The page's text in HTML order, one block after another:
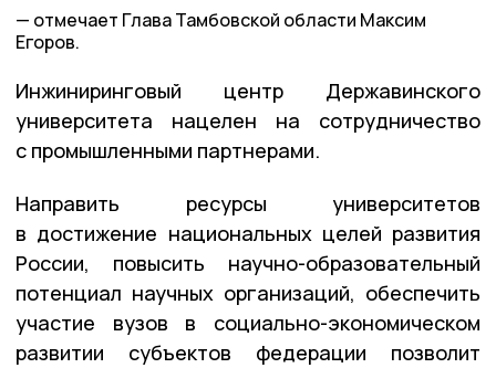
отмечает Глава Тамбовской области Максим
Егоров.
Инжиниринговый центр Державинского
университета нацелен на сотрудничество
с промышленными партнерами.
Направить ресурсы университетов
в достижение национальных целей развития
России, повысить научно-образовательный
потенциал научных организаций, обеспечить
участие вузов в социально-экономическом
развитии субъектов федерации позволит